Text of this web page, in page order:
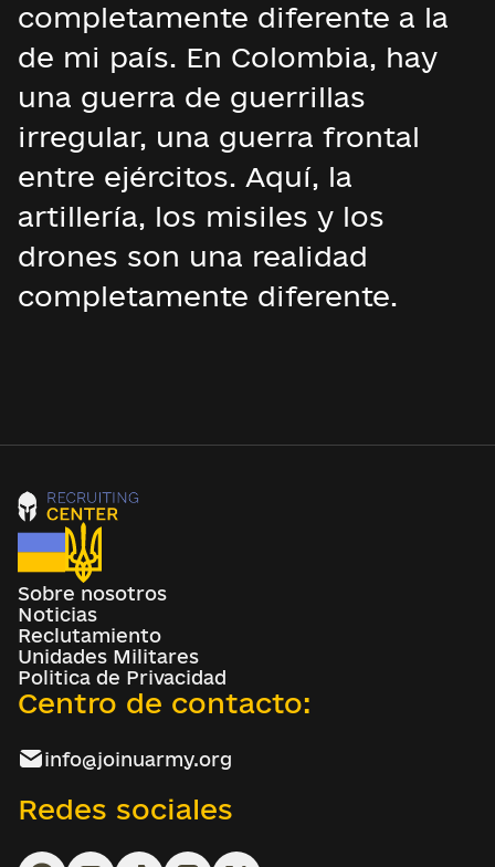
completamente diferente a la
de mi país. En Colombia, hay
una guerra de guerrillas
irregular, una guerra frontal
entre ejércitos. Aquí, la
artillería, los misiles y los
drones son una realidad
completamente diferente.
Sobre nosotros
Noticias
Reclutamiento
Unidades Militares
Politica de Privacidad
Centro de contacto:
info@joinuarmy.org
Redes sociales